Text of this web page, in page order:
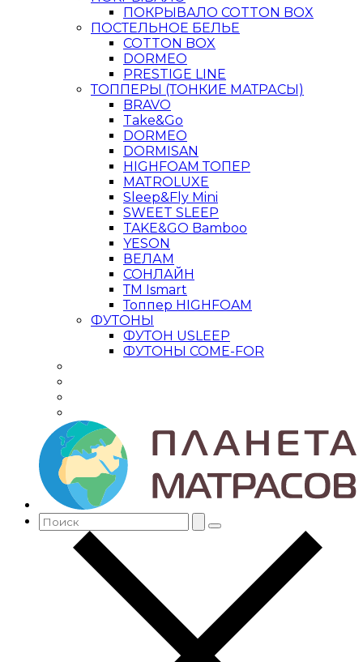
ПОКРЫВАЛО COTTON BOX
ПОСТЕЛЬНОЕ БЕЛЬЕ
COTTON BOX
DORMEO
PRESTIGE LINE
ТОППЕРЫ (ТОНКИЕ МАТРАСЫ)
BRAVO
Take&Go
DORMEO
DORMISAN
HIGHFOAM ТОПЕР
MATROLUXE
Sleep&Fly Mini
SWEET SLEEP
TAKE&GO Bamboo
YESON
ВЕЛАМ
СОНЛАЙН
ТМ Ismart
Топпер HIGHFOAM
ФУТОНЫ
ФУТОН USLEEP
ФУТОНЫ COME-FOR